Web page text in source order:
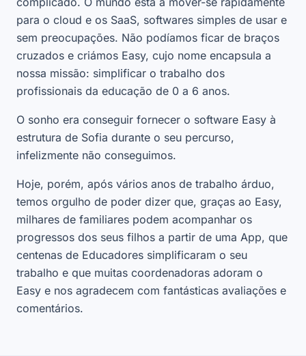
para o cloud e os SaaS, softwares simples de usar e
sem preocupações. Não podíamos ficar de braços
cruzados e criámos Easy, cujo nome encapsula a
nossa missão: simplificar o trabalho dos
profissionais da educação de 0 a 6 anos.
O sonho era conseguir fornecer o software Easy à
estrutura de Sofia durante o seu percurso,
infelizmente não conseguimos.
Hoje, porém, após vários anos de trabalho árduo,
temos orgulho de poder dizer que, graças ao Easy,
milhares de familiares podem acompanhar os
progressos dos seus filhos a partir de uma App, que
centenas de Educadores simplificaram o seu
trabalho e que muitas coordenadoras adoram o
Easy e nos agradecem com fantásticas avaliações e
comentários.